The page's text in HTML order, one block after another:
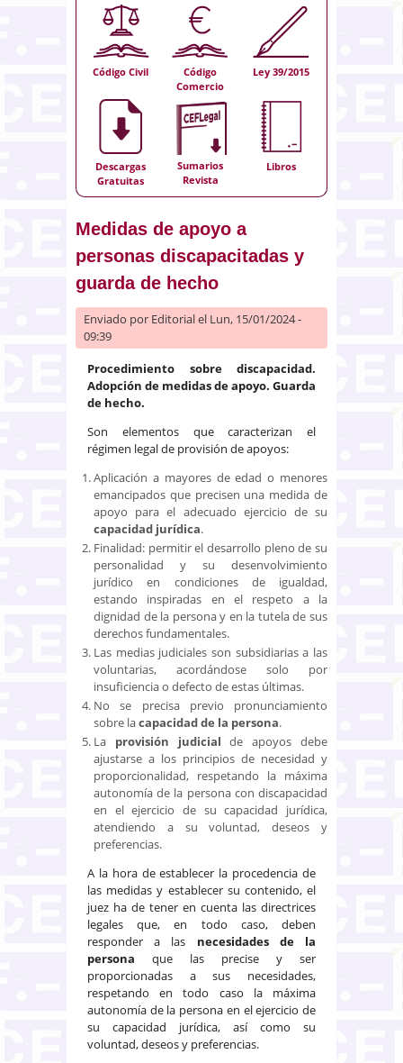
Código Civil
Código
Comercio
Ley 39/2015
Descargas
Gratuitas
Sumarios
Revista
Libros
Medidas de apoyo a
personas discapacitadas y
guarda de hecho
Enviado por Editorialel Lun, 15/01/2024 -
09:39
Procedimiento sobre discapacidad.
Adopción de medidas de apoyo. Guarda
de hecho.
Son elementos que caracterizan el
régimen legal de provisión de apoyos:
Aplicación a mayores de edad o menores
emancipados que precisen una medida de
apoyo para el adecuado ejercicio de su
capacidad jurídica.
Finalidad: permitir el desarrollo pleno de su
personalidad y su desenvolvimiento
jurídico en condiciones de igualdad,
estando inspiradas en el respeto a la
dignidad de la persona y en la tutela de sus
derechos fundamentales.
Las medias judiciales son subsidiarias a las
voluntarias, acordándose solo por
insuficiencia o defecto de estas últimas.
No se precisa previo pronunciamiento
sobre lacapacidad de la persona.
La provisión judicial de apoyos debe
ajustarse a los principios de necesidad y
proporcionalidad, respetando la máxima
autonomía de la persona con discapacidad
en el ejercicio de su capacidad jurídica,
atendiendo a su voluntad, deseos y
preferencias.
A la hora de establecer la procedencia de
las medidas y establecer su contenido, el
juez ha de tener en cuenta las directrices
legales que, en todo caso, deben
responder a las necesidades de la
persona que las precise y ser
proporcionadas a sus necesidades,
respetando en todo caso la máxima
autonomía de la persona en el ejercicio de
su capacidad jurídica, así como su
voluntad, deseos y preferencias.